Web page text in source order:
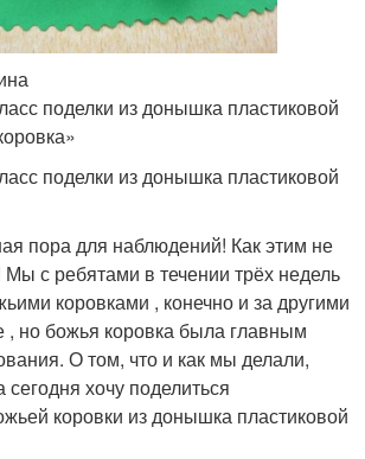
поделки из донышка пластиковой
поделки из донышка пластиковой
пора для наблюдений! Как этим не
Мы с ребятами в течении трёх недель
коровками , конечно и за другими
но божья коровка была главным
О том, что и как мы делали,
хочу поделиться
коровки из донышка пластиковой